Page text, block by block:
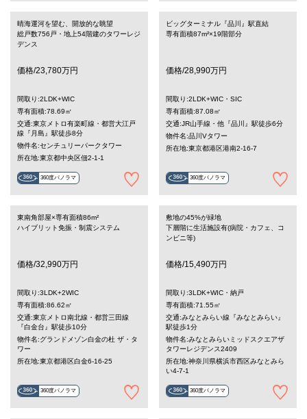
晴海運河を望む、開放的な眺望
総戸数756戸・地上54階建のタワーレジ
デンス
価格/23,780万円
間取り:2LDK+WIC
専有面積:78.69㎡
交通:東京メトロ有楽町線・都営大江戸
線『月島』駅徒歩8分
物件名:センチュリーパークタワー
所在地:東京都中央区佃2-1-1
360度パノラマ
ビッグターミナル『品川』駅直結
専有面積87m²×19階部分
価格/28,990万円
間取り:2LDK+WIC・SIC
専有面積:87.08㎡
交通:JR山手線・他『品川』駅徒歩6分
物件名:品川Vタワー
所在地:東京都港区港南2-16-7
360度パノラマ
東南角部屋×専有面積86m²
ハイブリット免振・制震システム
価格/32,990万円
間取り:3LDK+2WIC
専有面積:86.62㎡
交通:東京メトロ南北線・都営三田線
『白金台』駅徒歩10分
物件名:グランドメゾン白金の杜 ザ・タ
ワー
所在地:東京都港区白金6-16-25
360度パノラマ
敷地の45%が緑地
下層階に生活施設有(病院・カフェ、コ
ンビニ等)
価格/15,490万円
間取り:3LDK+WIC・納戸
専有面積:71.55㎡
交通:みなとみらい線『みなとみらい』
駅徒歩1分
物件名:みなとみらいミッドスクエアザ
タワーレジデンス2409
所在地:神奈川県横浜市西区みなとみら
い4-7-1
360度パノラマ